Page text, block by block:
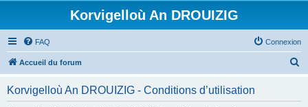
Korvigelloù An DROUIZIG
FAQ Connexion
Accueil du forum
Korvigelloù An DROUIZIG - Conditions d’utilisation